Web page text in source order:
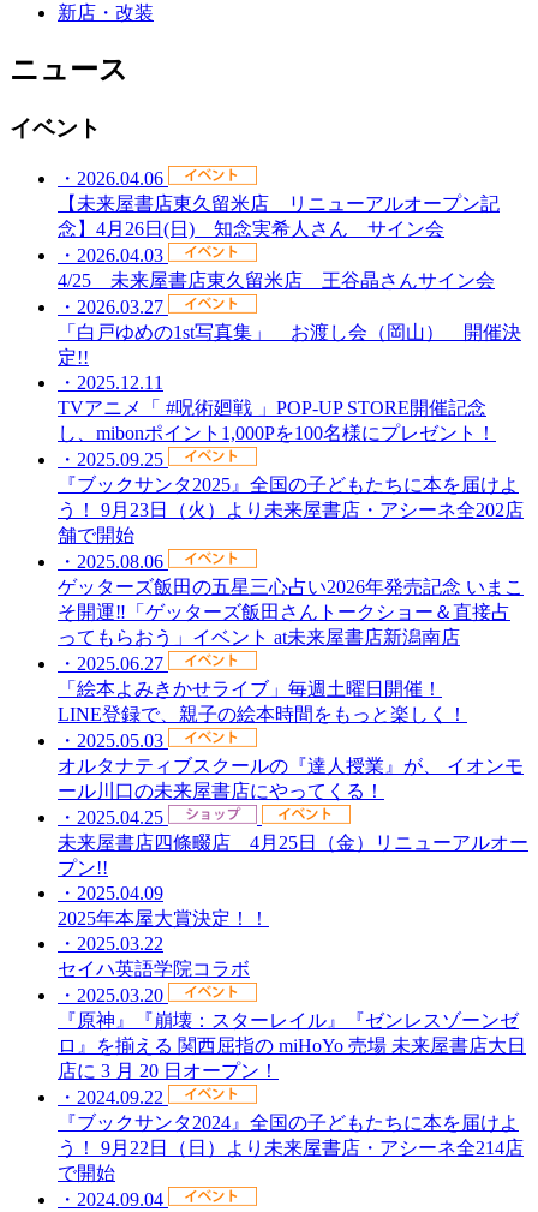
新店・改装
ニュース
イベント
・2026.04.06
【未来屋書店東久留米店 リニューアルオープン記
念】4月26日(日) 知念実希人さん サイン会
・2026.04.03
4/25 未来屋書店東久留米店 王谷晶さんサイン会
・2026.03.27
「白戸ゆめの1st写真集」 お渡し会（岡山） 開催決
定!!
・2025.12.11
TVアニメ「 #呪術廻戦 」POP-UP STORE開催記念
し、mibonポイント1,000Pを100名様にプレゼント！
・2025.09.25
『ブックサンタ2025』全国の子どもたちに本を届けよ
う！ 9月23日（火）より未来屋書店・アシーネ全202店
舗で開始
・2025.08.06
ゲッターズ飯田の五星三心占い2026年発売記念 いまこ
そ開運‼「ゲッターズ飯田さんトークショー＆直接占
ってもらおう」イベント at未来屋書店新潟南店
・2025.06.27
「絵本よみきかせライブ」毎週土曜日開催！
LINE登録で、親子の絵本時間をもっと楽しく！
・2025.05.03
オルタナティブスクールの『達人授業』が、 イオンモ
ール川口の未来屋書店にやってくる！
・2025.04.25
未来屋書店四條畷店 4月25日（金）リニューアルオー
プン!!
・2025.04.09
2025年本屋大賞決定！！
・2025.03.22
セイハ英語学院コラボ
・2025.03.20
『原神』『崩壊：スターレイル』『ゼンレスゾーンゼ
ロ』を揃える 関西屈指の miHoYo 売場 未来屋書店大日
店に 3 月 20 日オープン！
・2024.09.22
『ブックサンタ2024』全国の子どもたちに本を届けよ
う！ 9月22日（日）より未来屋書店・アシーネ全214店
で開始
・2024.09.04